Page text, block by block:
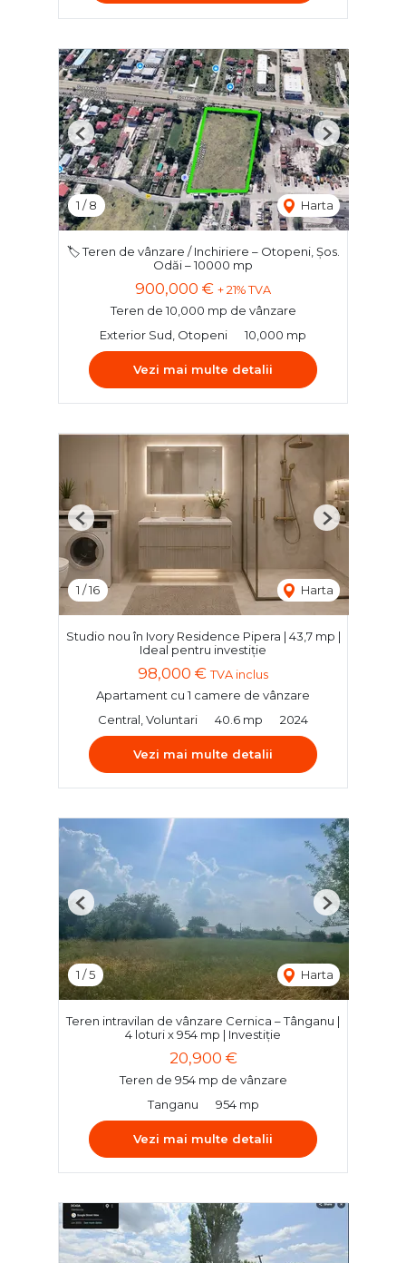
1 /8 Harta
Previous Next
🏷️ Teren de vânzare / Inchiriere – Otopeni, Șos.
Odăi – 10000 mp
900,000 € + 21% TVA
Teren de 10,000 mp de vânzare
Exterior Sud, Otopeni
10,000 mp
Vezi mai multe detalii
1 /16 Harta
Previous Next
Studio nou în Ivory Residence Pipera | 43,7 mp |
Ideal pentru investiție
98,000 € TVA inclus
Apartament cu 1 camere de vânzare
Central, Voluntari
40.6 mp 2024
Vezi mai multe detalii
1 /5 Harta
Previous Next
Teren intravilan de vânzare Cernica – Tânganu |
4 loturi x 954 mp | Investiție
20,900 €
Teren de 954 mp de vânzare
Tanganu
954 mp
Vezi mai multe detalii